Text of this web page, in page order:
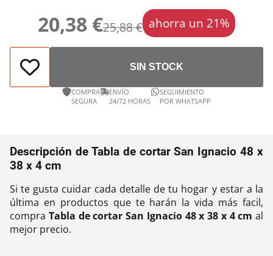
20,38 €25,88 € ahorra un 21%
SIN STOCK
COMPRA
SEGURA
ENVÍO
24/72 HORAS
SEGUIMIENTO
POR WHATSAPP
Descripción de Tabla de cortar San Ignacio 48 x
38 x 4 cm
Si te gusta cuidar cada detalle de tu hogar y estar a la
última en productos que te harán la vida más facil,
compra Tabla de cortar San Ignacio 48 x 38 x 4 cm al
mejor precio.